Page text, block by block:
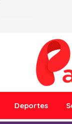
Deportes